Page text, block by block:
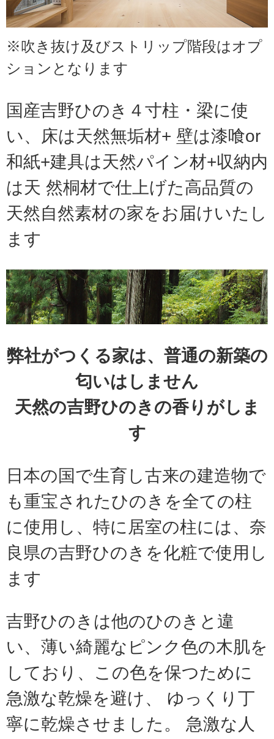
※吹き抜け及びストリップ階段はオプ
ションとなります
国産吉野ひのき４寸柱・梁に使
い、床は天然無垢材+ 壁は漆喰or
和紙+建具は天然パイン材+収納内
は天 然桐材で仕上げた高品質の
天然自然素材の家をお届けいたし
ます
弊社がつくる家は、普通の新築の
匂いはしません
天然の吉野ひのきの香りがしま
す
日本の国で生育し古来の建造物で
も重宝されたひのきを全ての柱
に使用し、特に居室の柱には、奈
良県の吉野ひのきを化粧で使用し
ます
吉野ひのきは他のひのきと違
い、薄い綺麗なピンク色の木肌を
しており、この色を保つために
急激な乾燥を避け、 ゆっくり丁
寧に乾燥させました。 急激な人